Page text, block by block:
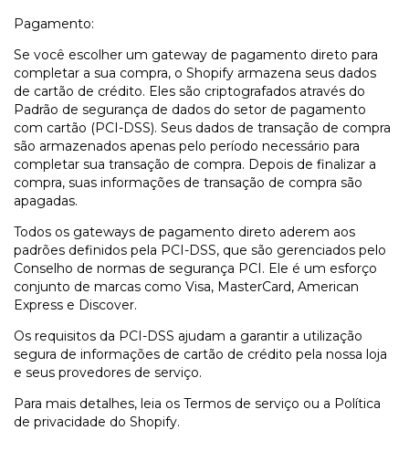
Pagamento:
Se você escolher um gateway de pagamento direto para
completar a sua compra, o Shopify armazena seus dados
de cartão de crédito. Eles são criptografados através do
Padrão de segurança de dados do setor de pagamento
com cartão (PCI-DSS). Seus dados de transação de compra
são armazenados apenas pelo período necessário para
completar sua transação de compra. Depois de finalizar a
compra, suas informações de transação de compra são
apagadas.
Todos os gateways de pagamento direto aderem aos
padrões definidos pela PCI-DSS, que são gerenciados pelo
Conselho de normas de segurança PCI. Ele é um esforço
conjunto de marcas como Visa, MasterCard, American
Express e Discover.
Os requisitos da PCI-DSS ajudam a garantir a utilização
segura de informações de cartão de crédito pela nossa loja
e seus provedores de serviço.
Para mais detalhes, leia os Termos de serviço ou a Política
de privacidade do Shopify.